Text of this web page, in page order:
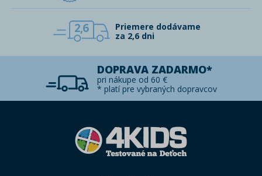
2,6
Priemere dodávame
za 2,6 dni
DOPRAVA ZADARMO*
pri nákupe od 60 €
* platí pre vybraných dopravcov